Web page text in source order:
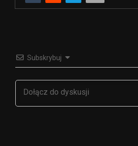
Subskrybuj